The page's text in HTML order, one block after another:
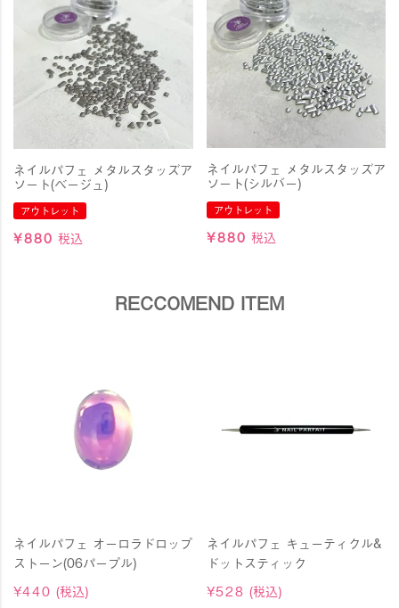
ネイルパフェ メタルスタッズア
ソート(ベージュ)
アウトレット
¥880 税込
ネイルパフェ メタルスタッズア
ソート(シルバー)
アウトレット
¥880 税込
RECCOMEND ITEM
ネイルパフェ オーロラドロップ
ストーン(06パープル)
¥440 (税込)
ネイルパフェ キューティクル&
ドットスティック
¥528 (税込)